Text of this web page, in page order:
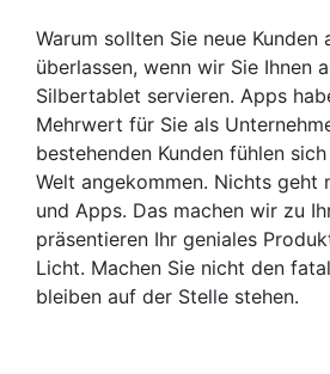
Warum sollten Sie neue Kunden
überlassen, wenn wir Sie Ihnen
Silbertablet servieren. Apps
Mehrwert für Sie als
bestehenden Kunden fühlen
Welt angekommen. Nichts geht
und Apps. Das machen wir zu
präsentieren Ihr geniales
Licht. Machen Sie nicht den
bleiben auf der Stelle stehen.